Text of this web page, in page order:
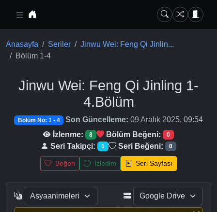
Anasayfa Seriler
Jinwu Wei: Feng Qi Jinlin...
Bölüm 1-4
Jinwu Wei: Feng Qi Jinling 1-
4.Bölüm
Bölüm No: 1 - 4 Son Güncelleme: 09 Aralık 2025, 09:54
İzlenme:
8 Bölüm Beğeni: 0
Seri Takipçi: 1 Seri Beğeni: 0
Beğen İzledim Seri Sayfası